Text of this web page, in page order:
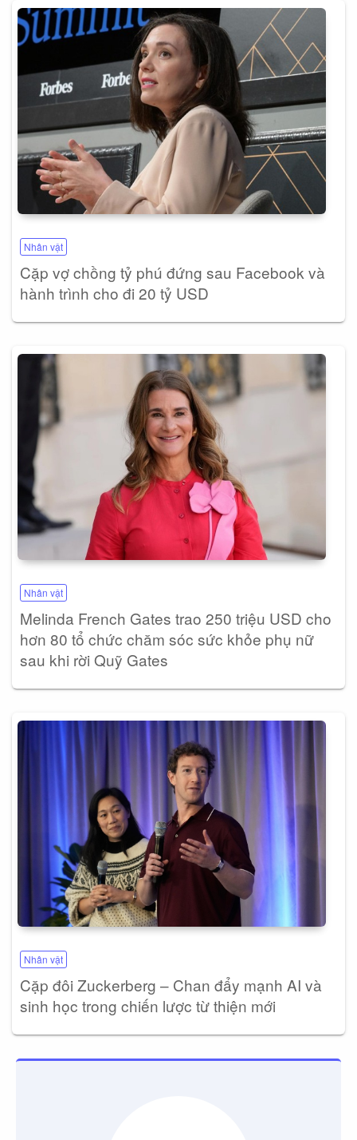
Nhân vật
Cặp vợ chồng tỷ phú đứng sau Facebook và
hành trình cho đi 20 tỷ USD
Nhân vật
Melinda French Gates trao 250 triệu USD cho
hơn 80 tổ chức chăm sóc sức khỏe phụ nữ
sau khi rời Quỹ Gates
Nhân vật
Cặp đôi Zuckerberg – Chan đẩy mạnh AI và
sinh học trong chiến lược từ thiện mới